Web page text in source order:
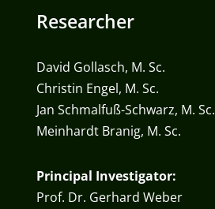
Researcher
David Gollasch, M. Sc.
Christin Engel, M. Sc.
Jan Schmalfuß-Schwarz, M. Sc.
Meinhardt Branig, M. Sc.
Principal Investigator:
Prof. Dr. Gerhard Weber